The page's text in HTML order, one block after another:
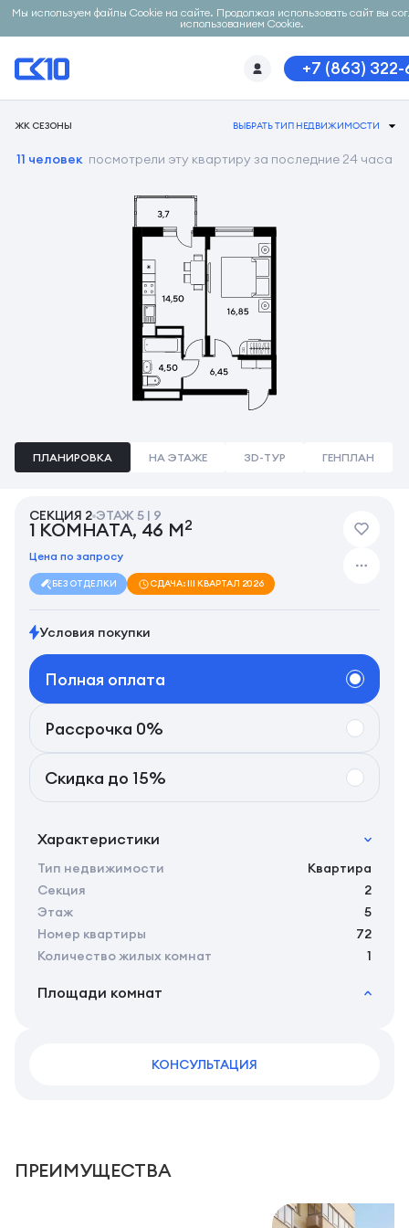
Мы используем файлы Cookie на сайте. Продолжая использовать сайт вы
использованием Cookie.
+7 (863)
ЖК СЕЗОНЫ ВЫБРАТЬ ТИП НЕДВИЖИМОСТИ
11 человек посмотрели эту квартиру за последние 24 часа
ПЛАНИРОВКА НА ЭТАЖЕ 3D-ТУР ГЕНПЛАН
СЕКЦИЯ 2 ЭТАЖ 5 | 9
1 КОМНАТА, 46 М2
Цена по запросу
БЕЗ ОТДЕЛКИ СДАЧА: III КВАРТАЛ 2026
Условия покупки
Полная оплата
Рассрочка 0%
Скидка до 15%
Характеристики
Тип недвижимости
Квартира
Секция
2
Этаж
5
Номер квартиры
72
Количество жилых комнат
1
Площади комнат
КОНСУЛЬТАЦИЯ
ПРЕИМУЩЕСТВА